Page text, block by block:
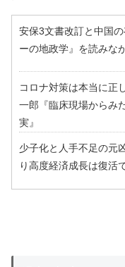
安保3文書改訂と中国
ーの地政学』を読みな
コロナ対策は本当に正
一郎『臨床現場からみ
実』
少子化と人手不足の元
り高度経済成長は復活